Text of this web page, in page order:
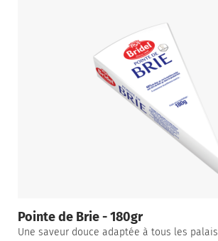
Pointe de Brie - 180gr
Une saveur douce adaptée à tous les palais